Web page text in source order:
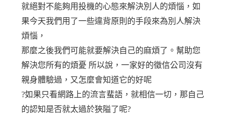
就絕對不能夠用投機的心態來解決別人的煩惱，如
果今天我們用了一些違背原則的手段來為別人解決
煩惱，
那麼之後我們可能就要解決自己的麻煩了。幫助您
解決您所有的煩憂 所以說，一家好的徵信公司沒有
親身體驗過，又怎麼會知道它的好呢
?如果只看網路上的流言蜚語，就相信一切，那自己
的認知是否就太過於狹隘了呢?